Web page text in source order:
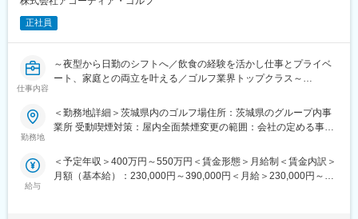
■包括的マネジメント：
・各部署（フロント／レストラン／コース管理／営繕）の業務把
握
・現場の状況を踏まえた運営計画の策定
・上司や本部と連携した施設全体の管理・改善
・来場者に選ばれるゴルフ場づくりの推進
・現場スタッフの育成、指導
・次世代マネージャー候補の育成
・他業界出身者でも活躍しやすい体制づくり
正社員
仕事内容
～夜型から日勤のシフトへ／飲食の経験を活かし仕事とプライベ
ート、家庭との両立を叶える／ゴルフ業界トップクラス～
・ゴルフ場に併設されるレストランにて、店舗運営とマネジメン
トを担うポジションです。飲食業界での店長・副店長・料理長な
どのマネジメント経験を活かし、安定した環境でキャリアアップ
■仕事内容：
勤務地
＜勤務地詳細＞茨城県内のゴルフ場住所：茨城県のグループ内事
業所 受動喫煙対策：屋内全面禁煙変更の範囲：会社の定める事業
給与
＜予定年収＞400万円～550万円＜賃金形態＞月給制＜賃金内訳＞
月額（基本給）：230,000円～390,000円＜月給＞230,000円～